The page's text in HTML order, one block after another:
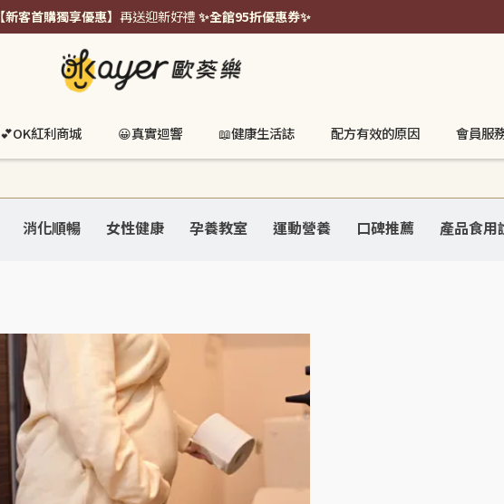
【新客首購獨享優惠】 再送迎新好禮 ✨全館95折優惠券✨
💕OK紅利商城 😀真實迴響 📖健康生活誌 配方有效的原因 會員服
消化順暢 女性健康 孕養教室 運動營養 口碑推薦 產品食用